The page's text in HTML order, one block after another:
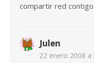
compartir red contigo.
Julen
22 enero 2008 a